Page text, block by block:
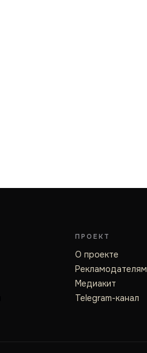
ПРОЕКТ
О проекте
Рекламодателям
Медиакит
Telegram-канал